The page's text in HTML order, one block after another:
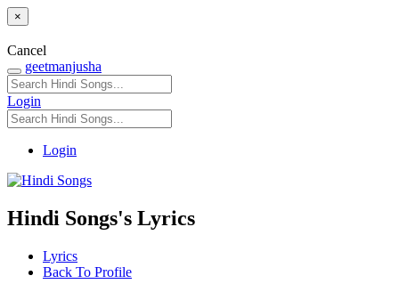
×
Cancel
geetmanjusha
Login
Login
Hindi Songs's Lyrics
Lyrics
Back To Profile